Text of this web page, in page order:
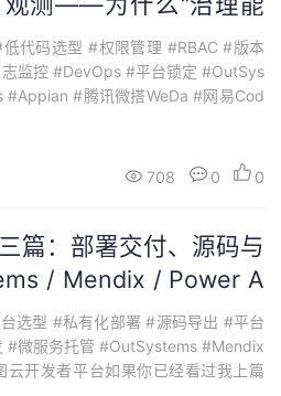
？代码选型 #权限管理 #RBAC #版本
监控 #DevOps #平台锁定 #OutSys
#腾讯微搭WeDa #网易Cod
得快、功能做得出、业务也满意。
708 0 0
篇：部署交付、源码与
/ Mendix / Power A
选型 #私有化部署 #源码导出 #平台
#微服务托管 #OutSystems #Mendix
开发者平台如果你已经看过我上篇